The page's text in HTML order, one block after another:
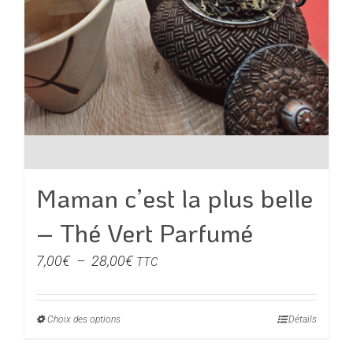
du
produit
Maman c’est la plus belle
– Thé Vert Parfumé
7,00€ – 28,00€Plage
prix :
TTC
Choix des optionsCe
Détails